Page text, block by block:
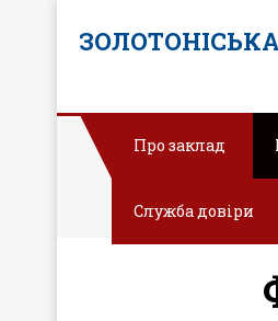
Про заклад
Служба довіри